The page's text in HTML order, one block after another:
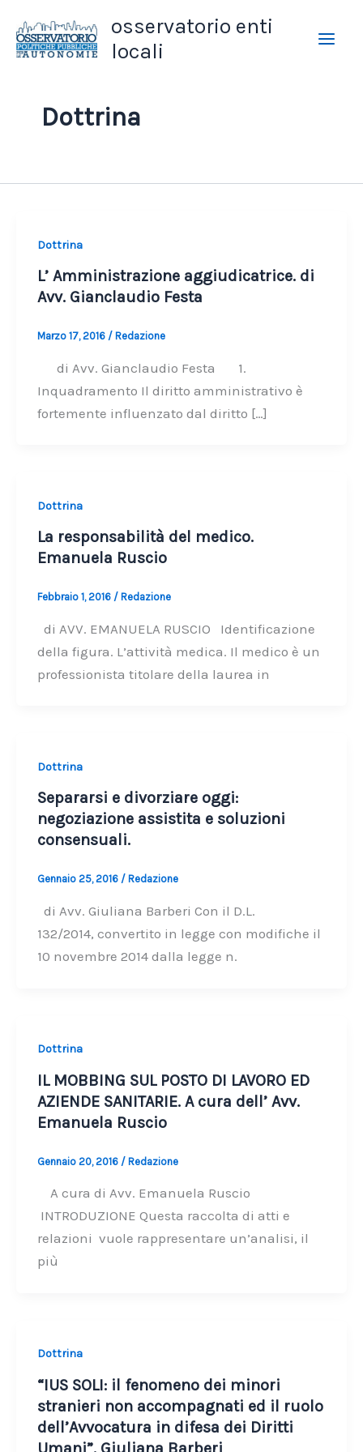
contenuto
osservatorio enti
locali
Dottrina
Dottrina
L’ Amministrazione aggiudicatrice. di
Avv. Gianclaudio Festa
Marzo 17, 2016 / Redazione
di Avv. Gianclaudio Festa 1.
Inquadramento Il diritto amministrativo è
fortemente influenzato dal diritto […]
Dottrina
La responsabilità del medico.
Emanuela Ruscio
Febbraio 1, 2016 / Redazione
di AVV. EMANUELA RUSCIO Identificazione
della figura. L’attività medica. Il medico è un
professionista titolare della laurea in
Dottrina
Separarsi e divorziare oggi:
negoziazione assistita e soluzioni
consensuali.
Gennaio 25, 2016 / Redazione
di Avv. Giuliana Barberi Con il D.L.
132/2014, convertito in legge con modifiche il
10 novembre 2014 dalla legge n.
Dottrina
IL MOBBING SUL POSTO DI LAVORO ED
AZIENDE SANITARIE. A cura dell’ Avv.
Emanuela Ruscio
Gennaio 20, 2016 / Redazione
A cura di Avv. Emanuela Ruscio
INTRODUZIONE Questa raccolta di atti e
relazioni vuole rappresentare un’analisi, il
più
Dottrina
“IUS SOLI: il fenomeno dei minori
stranieri non accompagnati ed il ruolo
dell’Avvocatura in difesa dei Diritti
Umani”. Giuliana Barberi